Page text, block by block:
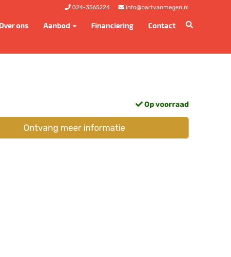
024-3565224 info@bartvanmegen.nl
ons Aanbod Financiering Contact
Op voorraad
Ontvang meer informatie